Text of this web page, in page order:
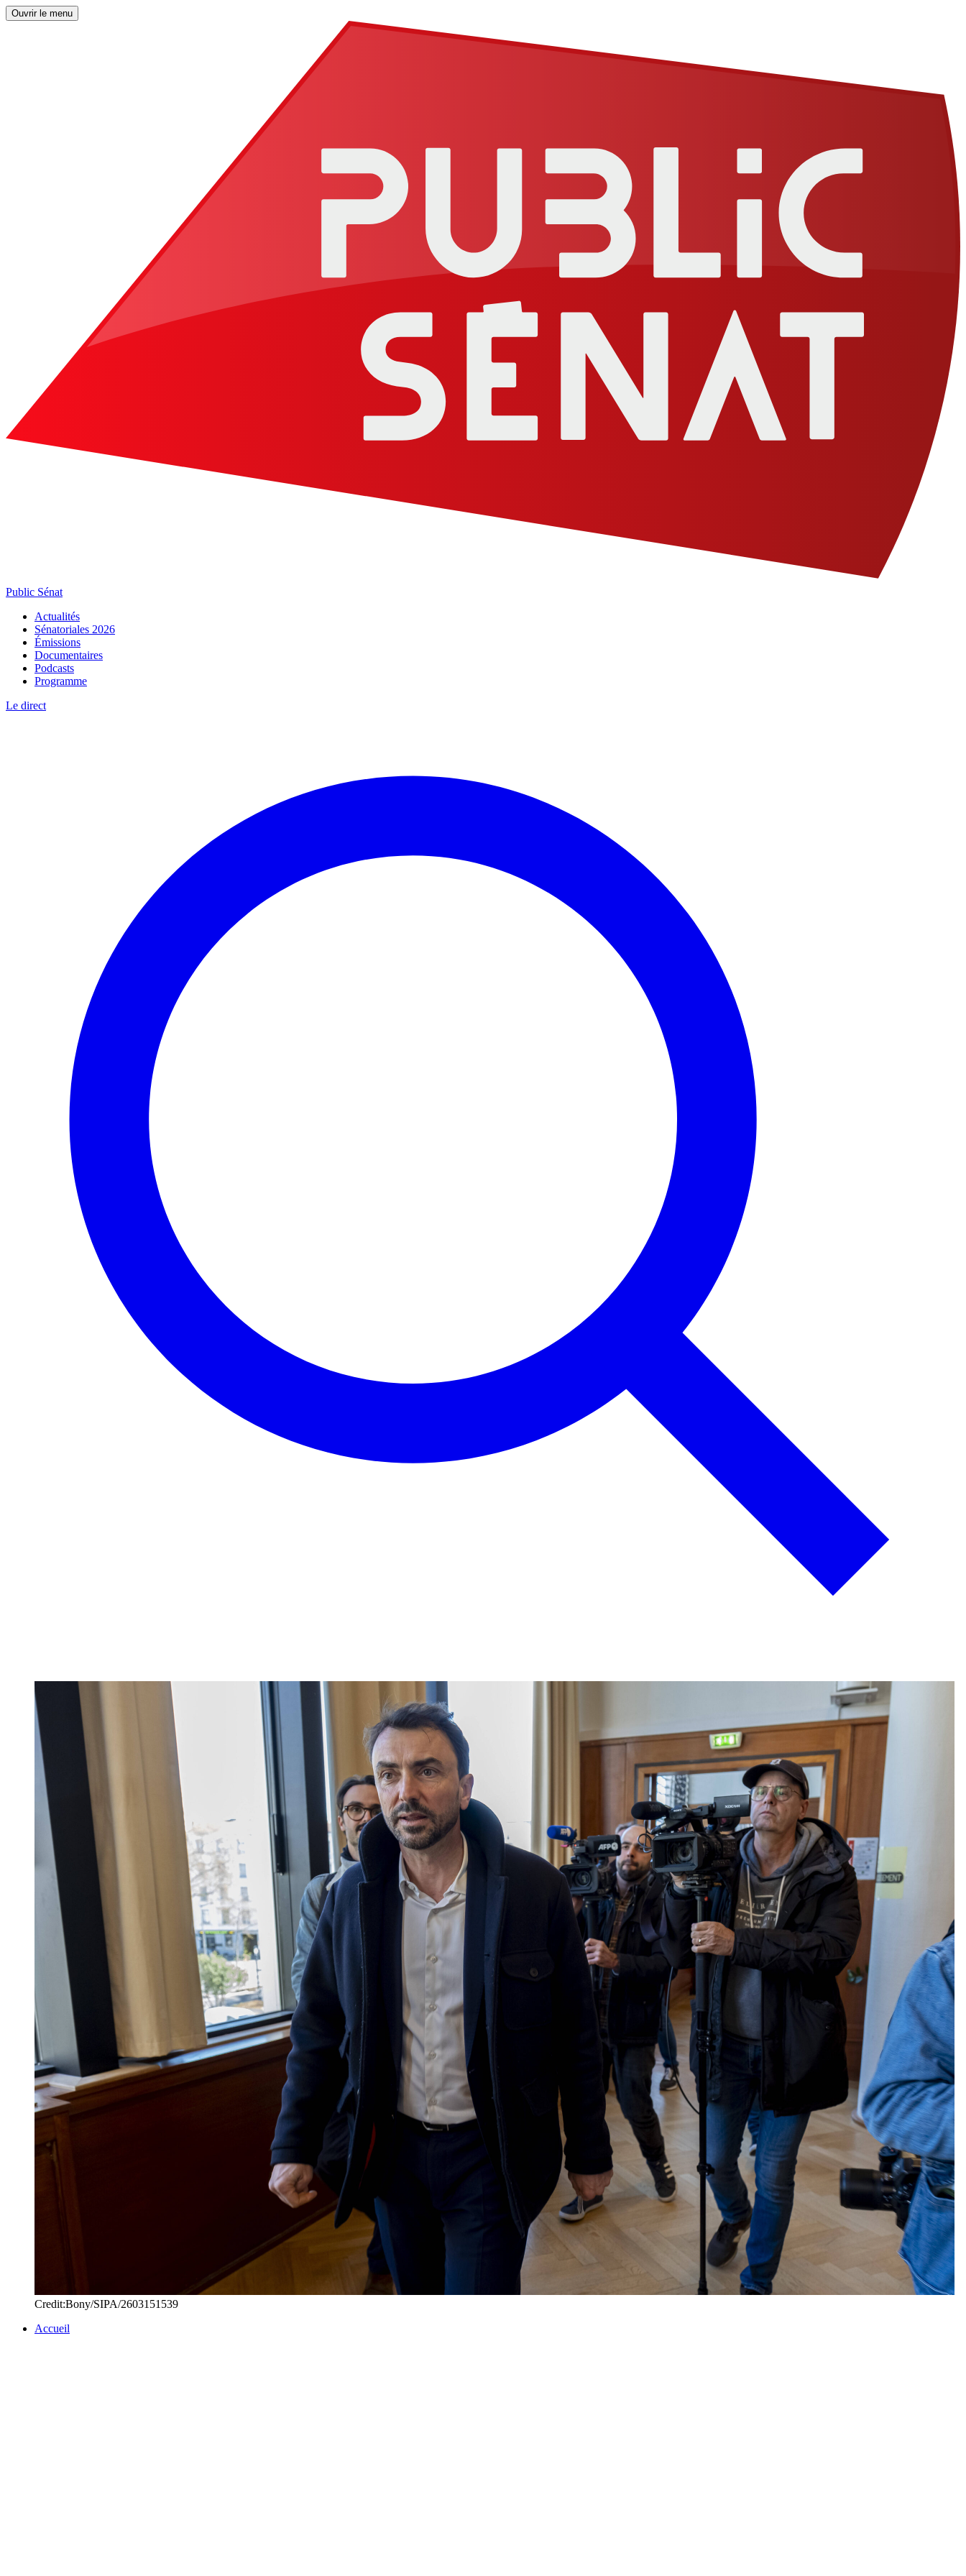
Ouvrir le menu
Public Sénat
Actualités
Sénatoriales 2026
Émissions
Documentaires
Podcasts
Programme
Le direct
Credit:Bony/SIPA/2603151539
Accueil